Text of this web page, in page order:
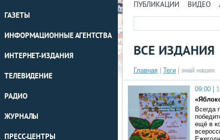
ГАЗЕТЫ
ИНФОРМАЦИОННЫЕ АГЕНТСТВА
ИНТЕРНЕТ-ИЗДАНИЯ
ТЕЛЕВИДЕНИЕ
РАДИО
ЖУРНАЛЫ
ПРЕСС-ЦЕНТРЫ
ПУБЛИКАЦИИ ВИДЕО
ВСЕ ИЗДАНИЯ
Главная Теги | знай наших
09:00 |
Всегда
ещё в